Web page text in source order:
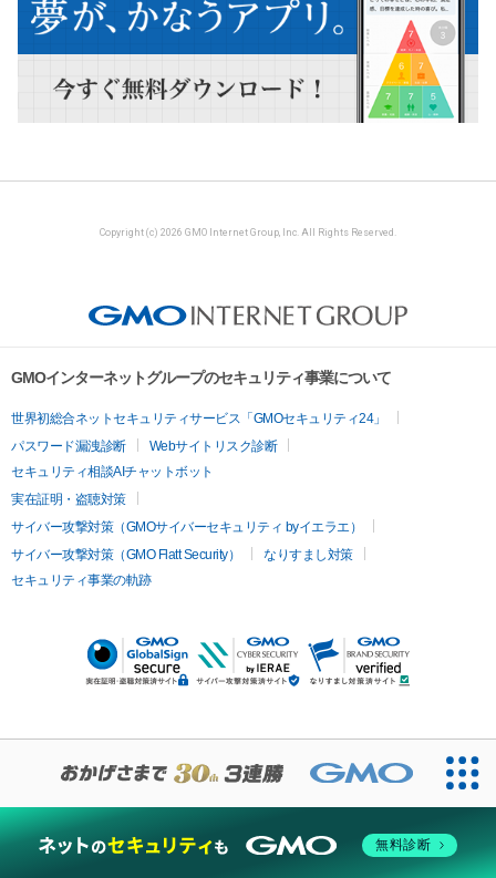
Copyright (c) 2026 GMO Internet Group, Inc. All Rights Reserved.
GMOインターネットグループのセキュリティ事業について
世界初総合ネットセキュリティサービス「GMOセキュリティ24」
パスワード漏洩診断
Webサイトリスク診断
セキュリティ相談AIチャットボット
実在証明・盗聴対策
サイバー攻撃対策（GMOサイバーセキュリティ byイエラエ）
サイバー攻撃対策（GMO Flatt Security）
なりすまし対策
セキュリティ事業の軌跡
無料診断